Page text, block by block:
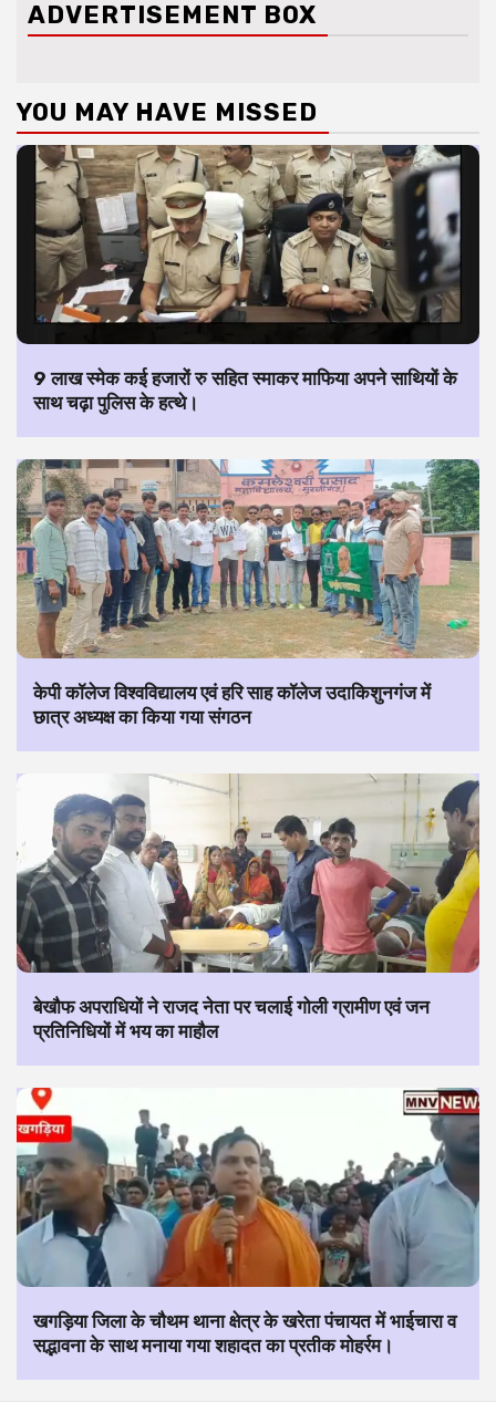
ADVERTISEMENT BOX
YOU MAY HAVE MISSED
9 लाख स्मेक कई हजारों रु सहित स्माकर माफिया अपने साथियों के
साथ चढ़ा पुलिस के हत्थे।
केपी कॉलेज विश्वविद्यालय एवं हरि साह कॉलेज उदाकिशुनगंज में
छात्र अध्यक्ष का किया गया संगठन
बेखौफ अपराधियों ने राजद नेता पर चलाई गोली ग्रामीण एवं जन
प्रतिनिधियों में भय का माहौल
खगड़िया जिला के चौथम थाना क्षेत्र के खरेता पंचायत में भाईचारा व
सद्भावना के साथ मनाया गया शहादत का प्रतीक मोहर्रम।